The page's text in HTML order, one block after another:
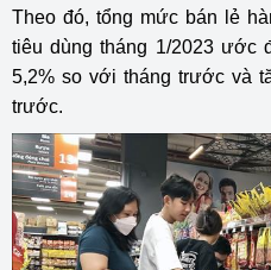
Theo đó, tổng mức bán lẻ
tiêu dùng tháng 1/2023 ước
5,2% so với tháng trước và
trước.